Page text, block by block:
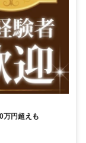
万円超えも